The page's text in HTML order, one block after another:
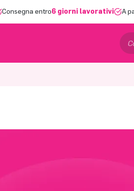
Consegna entro6 giorni lavorativi A